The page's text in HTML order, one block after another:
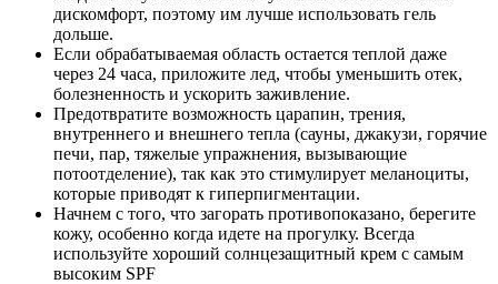
дискомфорт, поэтому им лучше использовать гель
дольше.
Если обрабатываемая область остается теплой даже
через 24 часа, приложите лед, чтобы уменьшить отек,
болезненность и ускорить заживление.
Предотвратите возможность царапин, трения,
внутреннего и внешнего тепла (сауны, джакузи, горячие
печи, пар, тяжелые упражнения, вызывающие
потоотделение), так как это стимулирует меланоциты,
которые приводят к гиперпигментации.
Начнем с того, что загорать противопоказано, берегите
кожу, особенно когда идете на прогулку. Всегда
используйте хороший солнцезащитный крем с самым
высоким SPF